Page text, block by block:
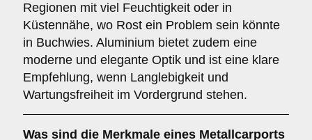
Regionen mit viel Feuchtigkeit oder in
Küstennähe, wo Rost ein Problem sein könnte
in Buchwies. Aluminium bietet zudem eine
moderne und elegante Optik und ist eine klare
Empfehlung, wenn Langlebigkeit und
Wartungsfreiheit im Vordergrund stehen.
Was sind die Merkmale eines Metallcarports